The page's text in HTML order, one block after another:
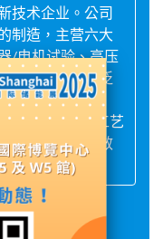
技术企业。公司
制造，主营六大
/电机试验、高压
计量设备，广泛
领域。
理念，以先进工艺
为客户提供高效
新发展。